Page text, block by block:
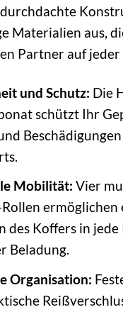
Materialien aus,
Partner auf jeder
und Schutz: Die
schützt Ihr
Mobilität: Vier
ermöglichen
des Koffers in
Beladung.
Organisation: